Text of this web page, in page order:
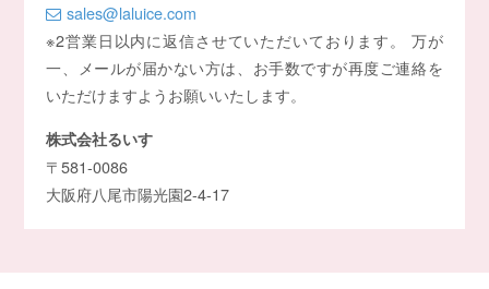
sales@laluice.com
※2営業日以内に返信させていただいております。 万が
一、メールが届かない方は、お手数ですが再度ご連絡を
いただけますようお願いいたします。
株式会社るいす
〒581-0086
大阪府八尾市陽光園2-4-17